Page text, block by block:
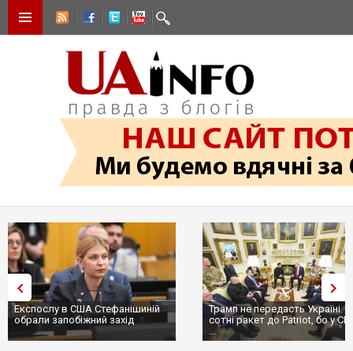
Експослу в США Стефанішиній
обрали запобіжний захід
Трамп не передасть Україні
сотні ракет до Patriot, бо у
...